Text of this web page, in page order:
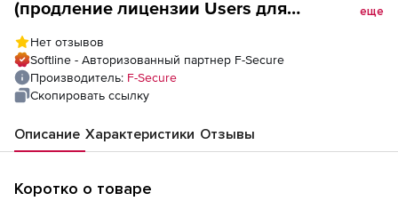
(продление лицензии Users для
Количество лицензий
еще
Нет отзывов
Softline - Авторизованный партнер F-Secure
Производитель: F-Secure
Скопировать ссылку
Описание Характеристики Отзывы
Коротко о товаре